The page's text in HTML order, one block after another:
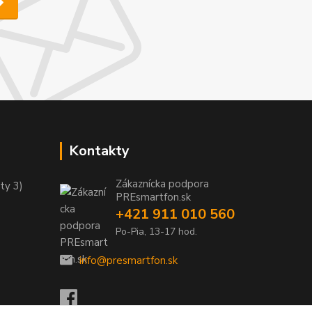
3)
Kontakty
Zákaznícka podpora
PREsmartfon.sk
+421 911 010 560
Po-Pia, 13-17 hod.
info@presmartfon.sk